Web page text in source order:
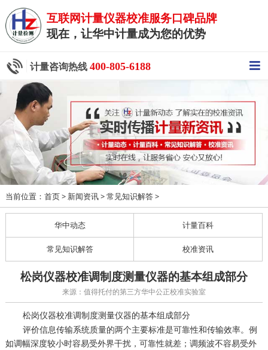
互联网计量仪器校准服务口碑品牌
现在，让华中计量成为您的优势
计量咨询热线 400-805-6188
当前位置： 首页> 新闻资讯> 常见知识解答>
华中动态 计量百科
常见知识解答 校准资讯
松岗仪器校准调制度测量仪器的基本组成部分
来源：值得托付的第三方华中公正校准实验室
松岗仪器校准调制度测量仪器的基本组成部分
评价信息传输系统质量的两个主要标准是可靠性和传输效率。例
如调幅深度较小时容易受外界干扰，可靠性就差；调频波不容易受外